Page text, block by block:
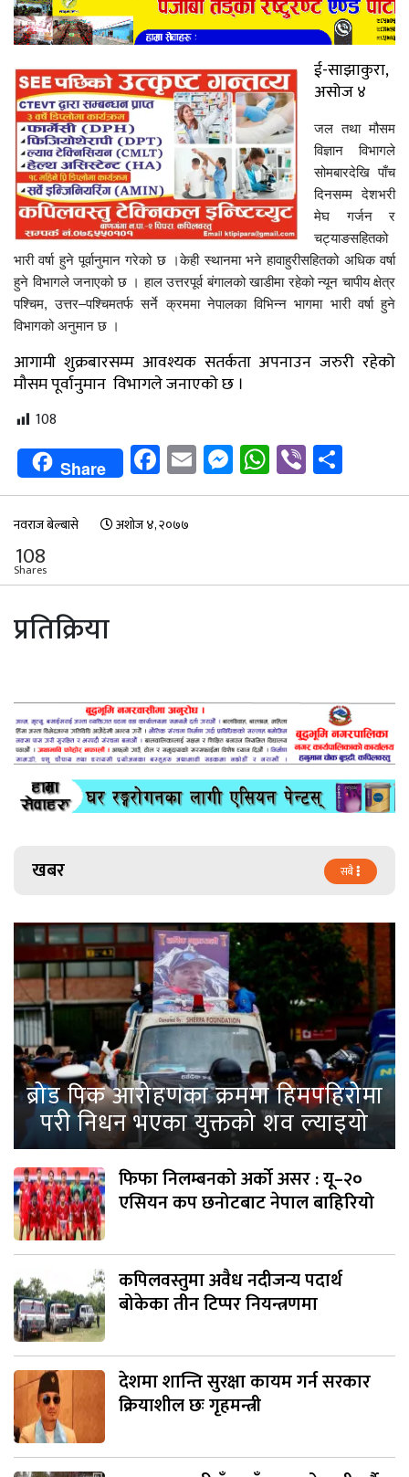
ई-साझाकुरा,
असोज ४
जल तथा मौसम
विज्ञान विभागले
सोमबारदेखि पाँच
दिनसम्म देशभरी
मेघ गर्जन र
चट्याङसहितको
भारी वर्षा हुने पूर्वानुमान गरेको छ ।केही स्थानमा भने हावाहुरीसहितको अधिक वर्षा
हुने विभागले जनाएको छ । हाल उत्तरपूर्व बंगालको खाडीमा रहेको न्यून चापीय क्षेत्र
पश्चिम, उत्तर–पश्चिमतर्फ सर्ने क्रममा नेपालका विभिन्न भागमा भारी वर्षा हुने
विभागको अनुमान छ ।
आगामी शुक्रबारसम्म आवश्यक सतर्कता अपनाउन जरुरी रहेको
मौसम पूर्वानुमान विभागले जनाएको छ ।
108
Share Facebook
EmailMessenger
WhatsApp
Viber
नवराज बेल्बासे अशोज ४, २०७७
108
Shares
प्रतिक्रिया
खबर सबै
ब्रोड पिक आरोहणका क्रममा हिमपहिरोमा
परी निधन भएका युक्तको शव ल्याइयो
फिफा निलम्बनको अर्को असर : यू–२०
एसियन कप छनोटबाट नेपाल बाहिरियो
कपिलवस्तुमा अवैध नदीजन्य पदार्थ
बोकेका तीन टिप्पर नियन्त्रणमा
देशमा शान्ति सुरक्षा कायम गर्न सरकार
क्रियाशील छः गृहमन्त्री